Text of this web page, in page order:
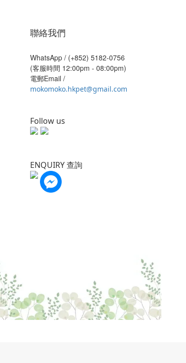
聯絡我們
WhatsApp / (+852) 5182-0756
(客服時間 12:00pm - 08:00pm)
電郵Email /
mokomoko.hkpet@gmail.com
Follow us
ENQUIRY 查詢